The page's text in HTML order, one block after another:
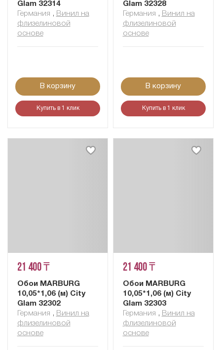
Glam 32314
Германия , Винил на
флизелиновой
основе
В корзину
Купить в 1 клик
Glam 32328
Германия , Винил на
флизелиновой
основе
В корзину
Купить в 1 клик
21 400 ₸
Обои MARBURG
10,05*1,06 (м) City
Glam 32302
Германия , Винил на
флизелиновой
основе
21 400 ₸
Обои MARBURG
10,05*1,06 (м) City
Glam 32303
Германия , Винил на
флизелиновой
основе